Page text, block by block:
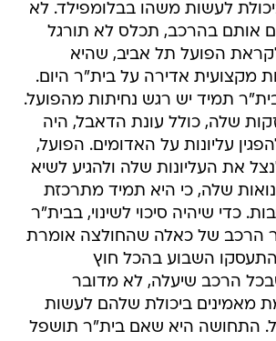
לעשות משהו בבלומפילד. לא
אותם בהרכב, תכלס לא תורגל
הפועל תל אביב, שהיא
מקצועית אדירה על בית"ר היום.
תמיד יש רגש נחיתות מהפועל.
שלה, כולל עונת הדאבל, היה
עליונות על האדומים. הפועל,
את העליונות שלה ולהגיע לשיא
שלה, כי היא תמיד מתרכזת
כדי שיהיה סיכוי לשינוי, בבית"ר
הרכב של כאלה שהחולצה אומרת
השבוע בהכל חוץ
הרכב שיעלה, לא מדובר
מאמינים ביכולת שלהם לעשות
התחושה היא שאם בית"ר תושפל